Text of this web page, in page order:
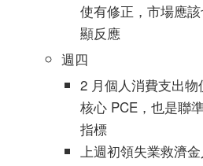
使有修正，市場應
顯反應
週四
2 月個人消費支出物
核心 PCE，也是聯
指標
上週初領失業救濟